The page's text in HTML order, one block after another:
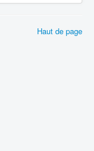
Haut de page